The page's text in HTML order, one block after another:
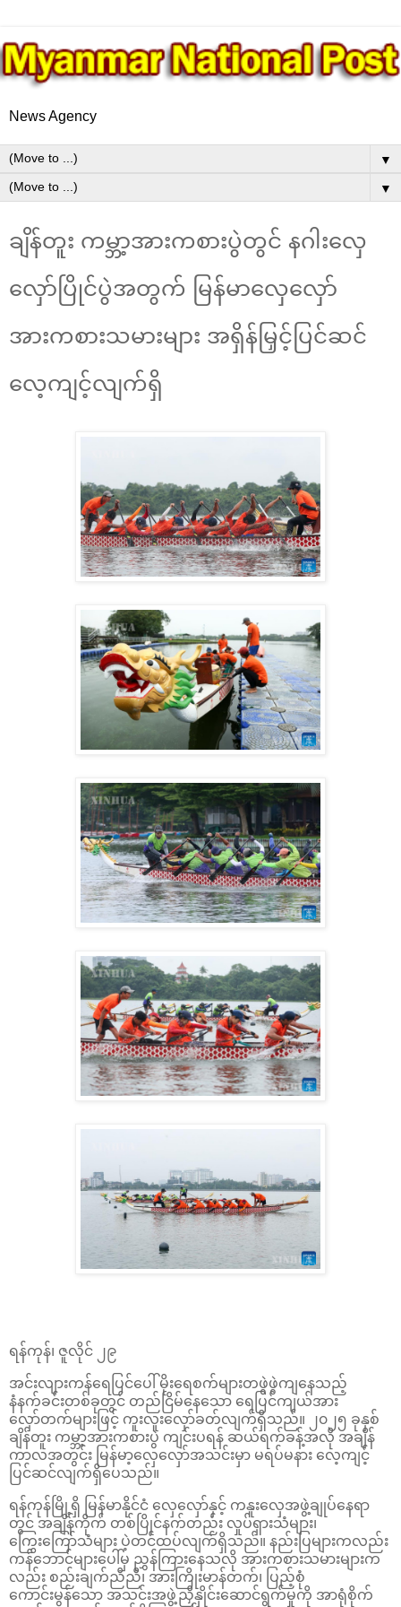
News Agency
▼
▼
ချိန်တူး ကမ္ဘာ့အားကစားပွဲတွင် နဂါးလှေ
လှော်ပြိုင်ပွဲအတွက် မြန်မာလှေလှော်
အားကစားသမားများ အရှိန်မြှင့်ပြင်ဆင်
လေ့ကျင့်လျက်ရှိ
ရန်ကုန်၊ ဇူလိုင် ၂၉
အင်းလျားကန်ရေပြင်ပေါ် မိုးရေစက်များတဖွဲဖွဲကျနေသည့်
နံနက်ခင်းတစ်ခုတွင် တည်ငြိမ်နေသော ရေပြင်ကျယ်အား
လှော်တက်များဖြင့် ကူးလူးလှော်ခတ်လျက်ရှိသည်။ ၂၀၂၅ ခုနှစ်
ချိန်တူး ကမ္ဘာ့အားကစားပွဲ ကျင်းပရန် ဆယ်ရက်ခန့်အလို အချိန်
ကာလအတွင်း မြန်မာ့လှေလှော်အသင်းမှာ မရပ်မနား လေ့ကျင့်
ပြင်ဆင်လျက်ရှိပေသည်။
ရန်ကုန်မြို့ရှိ မြန်မာနိုင်ငံ လှေလှော်နှင့် ကနူးလှေအဖွဲ့ချုပ်နေရာ
တွင် အချိန်ကိုက် တစ်ပြိုင်နက်တည်း လှုပ်ရှားသံများ၊
ကြွေးကြော်သံများ ပဲ့တင်ထပ်လျက်ရှိသည်။ နည်းပြများကလည်း
ကန်ဘောင်များပေါ်မှ ညွှန်ကြားနေသလို အားကစားသမားများက
လည်း စည်းချက်ညီညီ၊ အားကြိုးမာန်တက်၊ ပြည့်စုံ
ကောင်းမွန်သော အသင်းအဖွဲ့ညှိနှိုင်းဆောင်ရွက်မှုကို အာရုံစိုက်